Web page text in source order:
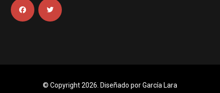
© Copyright 2026. Diseñado porGarcía Lara